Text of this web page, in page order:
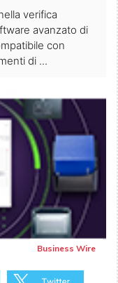
verifica
avanzato di
con
di ...
Business Wire